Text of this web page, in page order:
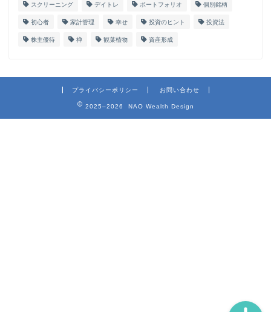
スクリーニング デイトレ ポートフォリオ 個別銘柄
初心者 家計管理 幸せ 投資のヒント 投資法
株主優待 禅 観葉植物 資産形成
プライバシーポリシー お問い合わせ
2025–2026 NAO Wealth Design